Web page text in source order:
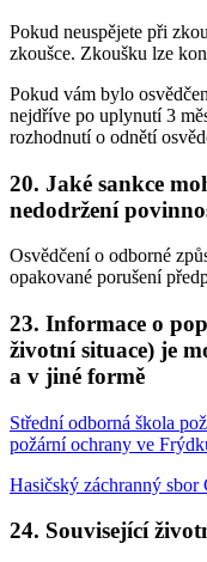
Pokud neuspějete při
zkoušce. Zkoušku lze
Pokud vám bylo
nejdříve po uplynutí 3
rozhodnutí o odnětí
20. Jaké sankce
nedodržení
Osvědčení o odborné
opakované porušení
23. Informace o
životní situace) je
a v jiné formě
Střední odborná škola
požární ochrany ve
Hasičský záchranný sbor
24. Související